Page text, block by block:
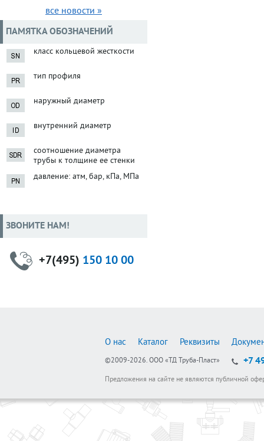
все новости »
ПАМЯТКА ОБОЗНАЧЕНИЙ
класс кольцевой жесткости
тип профиля
наружный диаметр
внутренний диаметр
соотношение диаметра
трубы к толщине ее стенки
давление: атм, бар, кПа, МПа
ЗВОНИТЕ НАМ!
+7(495) 150 10 00
О нас Каталог Реквизиты
©2009-2026. ООО «ТД Труба-Пласт» +7
Предложения на сайте не являются публичной